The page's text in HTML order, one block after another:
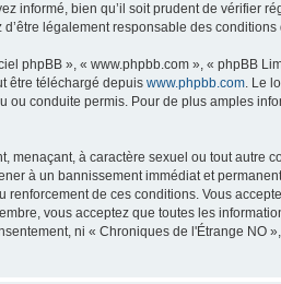
informé, bien qu’il soit prudent de vérifier
légalement responsable des
phpBB », « www.phpbb.com », « phpBB
être téléchargé depuis www.phpbb.com. Le
ou conduite permis. Pour de plus amples
à caractère sexuel ou tout autre
à un bannissement immédiat et
de ces conditions. Vous
vous acceptez que toutes les
ni « Chroniques de l'Étrange NO